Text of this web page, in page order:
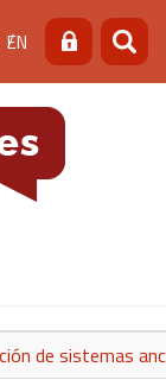
EN Buscar
de sistemas